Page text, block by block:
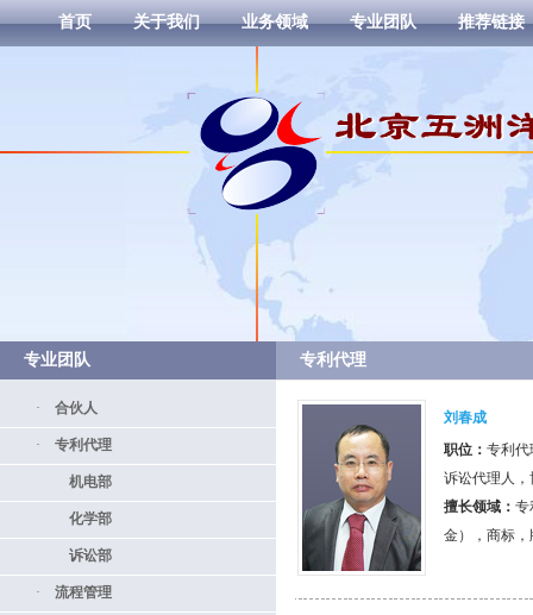
首页 关于我们 业务领域 专业团队 推荐链接
专业团队
· 合伙人
· 专利代理
机电部
化学部
诉讼部
· 流程管理
专利代理
刘春成
职位： 专利代
诉讼代理人，
擅长领域： 专
金），商标，